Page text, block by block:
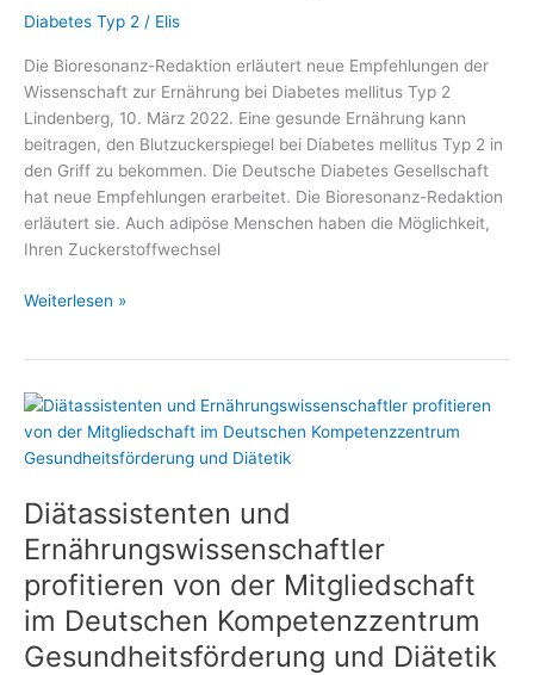
gibt
auf
viele
Fragen
im
#DiabetesDialog
Diabetes Typ 2 / Elis
Die Bioresonanz-Redaktion erläutert neue Empfehlungen der
Wissenschaft zur Ernährung bei Diabetes mellitus Typ 2
Lindenberg, 10. März 2022. Eine gesunde Ernährung kann
beitragen, den Blutzuckerspiegel bei Diabetes mellitus Typ 2 in
den Griff zu bekommen. Die Deutsche Diabetes Gesellschaft
hat neue Empfehlungen erarbeitet. Die Bioresonanz-Redaktion
erläutert sie. Auch adipöse Menschen haben die Möglichkeit,
Ihren Zuckerstoffwechsel
Diabetes:
Zuckerhaushalt
zu
regulieren
Weiterlesen »
Diätassistenten und
Ernährungswissenschaftler
profitieren von der Mitgliedschaft
im Deutschen Kompetenzzentrum
Gesundheitsförderung und Diätetik